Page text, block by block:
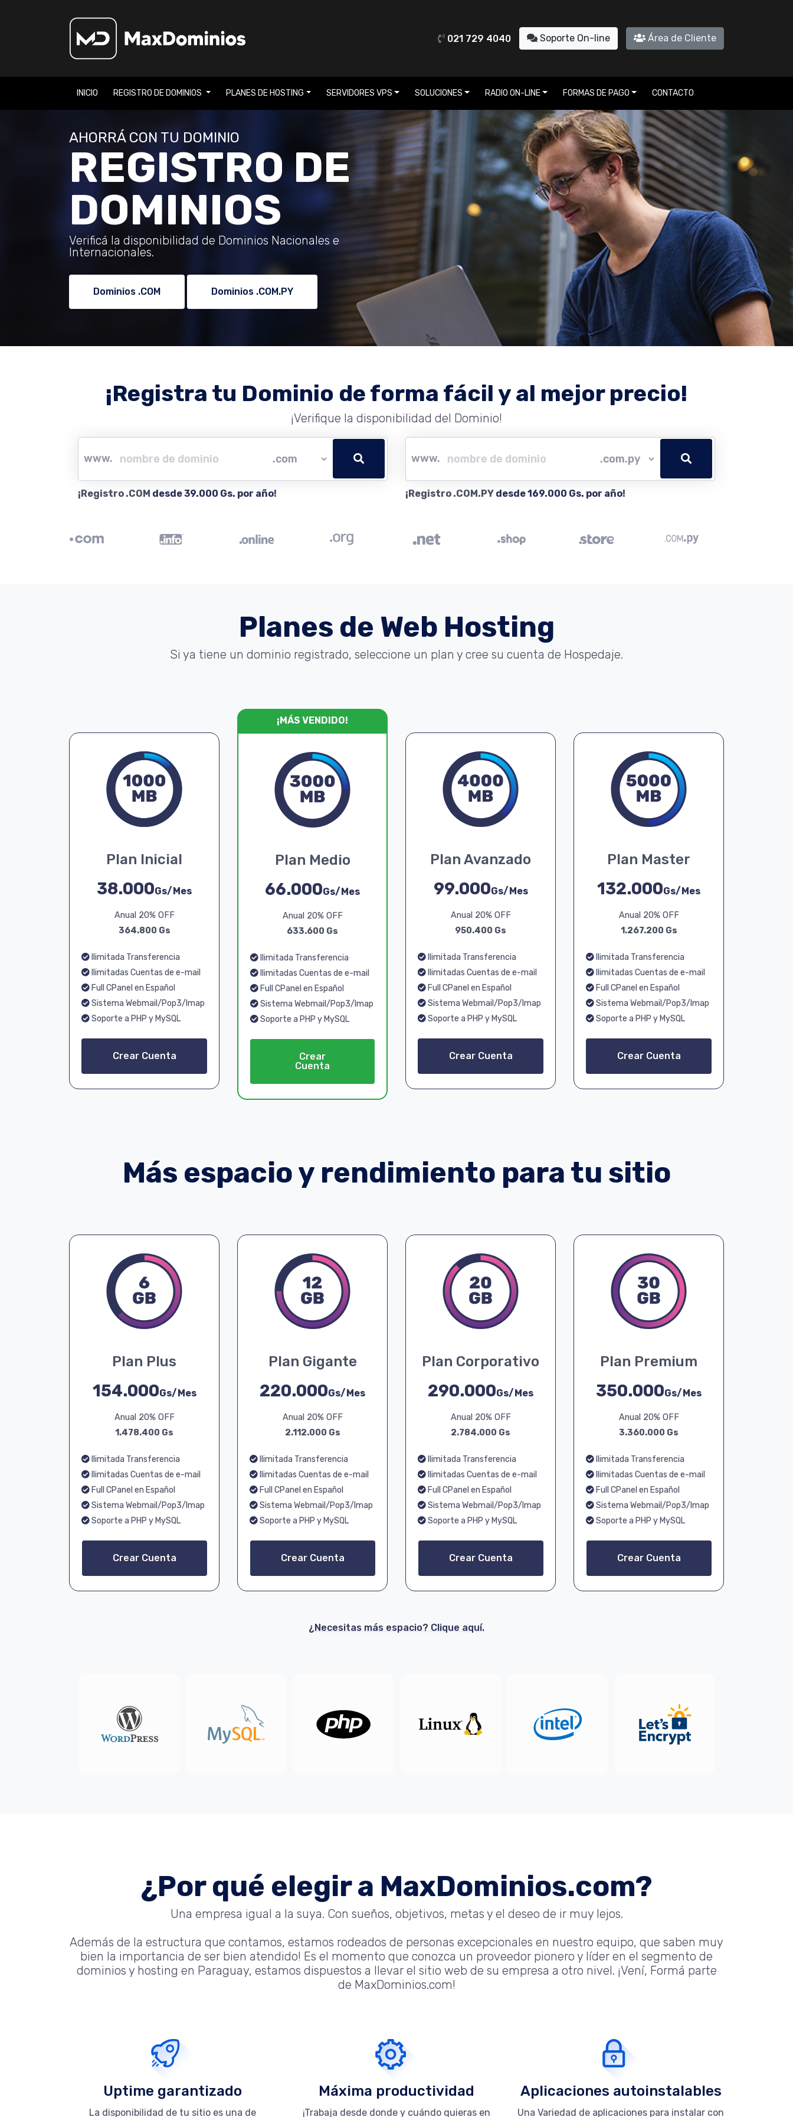
021 729 4040 Soporte On-line Área de Cliente
INICIO REGISTRO DE DOMINIOS PLANES DE HOSTING SERVIDORES VPS SOLUCIONES RADIO ON-LINE FORMAS DE PAGO CONTACTO
AHORRÁ CON TU DOMINIO
REGISTRO DE
DOMINIOS
Verificá la disponibilidad de Dominios Nacionales e
Internacionales.
Dominios .COM Dominios .COM.PY
¡Registra tu Dominio de forma fácil y al mejor precio!
¡Verifique la disponibilidad del Dominio!
www.
¡Registro .COM desde 39.000 Gs. por año!
www.
¡Registro .COM.PY desde 169.000 Gs. por año!
Planes de Web Hosting
Si ya tiene un dominio registrado, seleccione un plan y cree su cuenta de Hospedaje.
Plan Inicial
38.000Gs/Mes
Anual 20% OFF
364.800 Gs
Ilimitada Transferencia
Ilimitadas Cuentas de e-mail
Full CPanel en Español
Sistema Webmail/Pop3/Imap
Soporte a PHP y MySQL
Crear Cuenta
¡MÁS VENDIDO!
Plan Medio
66.000Gs/Mes
Anual 20% OFF
633.600 Gs
Ilimitada Transferencia
Ilimitadas Cuentas de e-mail
Full CPanel en Español
Sistema Webmail/Pop3/Imap
Soporte a PHP y MySQL
Crear
Cuenta
Plan Avanzado
99.000Gs/Mes
Anual 20% OFF
950.400 Gs
Ilimitada Transferencia
Ilimitadas Cuentas de e-mail
Full CPanel en Español
Sistema Webmail/Pop3/Imap
Soporte a PHP y MySQL
Crear Cuenta
Plan Master
132.000Gs/Mes
Anual 20% OFF
1.267.200 Gs
Ilimitada Transferencia
Ilimitadas Cuentas de e-mail
Full CPanel en Español
Sistema Webmail/Pop3/Imap
Soporte a PHP y MySQL
Crear Cuenta
Más espacio y rendimiento para tu sitio
Plan Plus
154.000Gs/Mes
Anual 20% OFF
1.478.400 Gs
Ilimitada Transferencia
Ilimitadas Cuentas de e-mail
Full CPanel en Español
Sistema Webmail/Pop3/Imap
Soporte a PHP y MySQL
Crear Cuenta
Plan Gigante
220.000Gs/Mes
Anual 20% OFF
2.112.000 Gs
Ilimitada Transferencia
Ilimitadas Cuentas de e-mail
Full CPanel en Español
Sistema Webmail/Pop3/Imap
Soporte a PHP y MySQL
Crear Cuenta
Plan Corporativo
290.000Gs/Mes
Anual 20% OFF
2.784.000 Gs
Ilimitada Transferencia
Ilimitadas Cuentas de e-mail
Full CPanel en Español
Sistema Webmail/Pop3/Imap
Soporte a PHP y MySQL
Crear Cuenta
Plan Premium
350.000Gs/Mes
Anual 20% OFF
3.360.000 Gs
Ilimitada Transferencia
Ilimitadas Cuentas de e-mail
Full CPanel en Español
Sistema Webmail/Pop3/Imap
Soporte a PHP y MySQL
Crear Cuenta
¿Necesitas más espacio? Clique aquí.
¿Por qué elegir a MaxDominios.com?
Una empresa igual a la suya. Con sueños, objetivos, metas y el deseo de ir muy lejos.
Además de la estructura que contamos, estamos rodeados de personas excepcionales en nuestro equipo, que saben muy
bien la importancia de ser bien atendido! Es el momento que conozca un proveedor pionero y líder en el segmento de
dominios y hosting en Paraguay, estamos dispuestos a llevar el sitio web de su empresa a otro nivel. ¡Vení, Formá parte
de MaxDominios.com!
Uptime garantizado
La disponibilidad de tu sitio es una de
Máxima productividad
¡Trabaja desde donde y cuándo quieras en
Aplicaciones autoinstalables
Una Variedad de aplicaciones para instalar con